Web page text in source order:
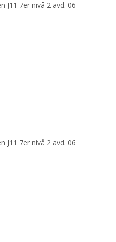
J11 7er nivå 2 avd. 06
J11 7er nivå 2 avd. 06